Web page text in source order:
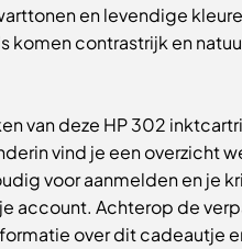
en levendige
komen contrastrijk en
van deze HP 302
vind je een overzicht
voor aanmelden en je
account. Achterop de
over dit cadeautje